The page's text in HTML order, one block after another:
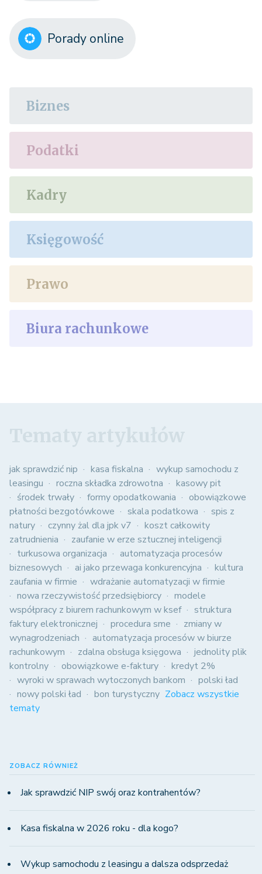
Porady online
Biznes
Podatki
Kadry
Księgowość
Prawo
Biura rachunkowe
jak sprawdzić nip kasa fiskalna
wykup samochodu z
leasingu
roczna składka zdrowotna
kasowy pit
środek trwały
formy opodatkowania
obowiązkowe
płatności bezgotówkowe
skala podatkowa
spis z
natury
czynny żal dla jpk v7
koszt całkowity
zatrudnienia
zaufanie w erze sztucznej inteligencji
turkusowa organizacja
automatyzacja procesów
biznesowych
ai jako przewaga konkurencyjna
kultura
zaufania w firmie
wdrażanie automatyzacji w firmie
nowa rzeczywistość przedsiębiorcy
modele
współpracy z biurem rachunkowym w ksef
struktura
faktury elektronicznej
procedura sme
zmiany w
wynagrodzeniach
automatyzacja procesów w biurze
rachunkowym
zdalna obsługa księgowa
jednolity plik
kontrolny
obowiązkowe e-faktury
kredyt 2%
wyroki w sprawach wytoczonych bankom
polski ład
nowy polski ład
bon turystyczny Zobacz wszystkie
tematy
ZOBACZ RÓWNIEŻ
Jak sprawdzić NIP swój oraz kontrahentów?
Kasa fiskalna w 2026 roku - dla kogo?
Wykup samochodu z leasingu a dalsza odsprzedaż